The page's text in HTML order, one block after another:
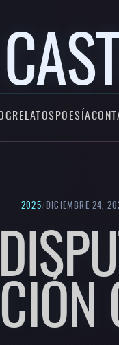
RELATOSPOESÍA
2025/DICIEMBRE 24,